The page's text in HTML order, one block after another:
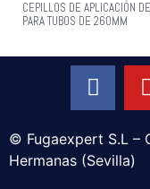
CEPILLOS DE APLICACIÓN
PARA TUBOS DE 260MM
© Fugaexpert S.L –
Hermanas (Sevilla)